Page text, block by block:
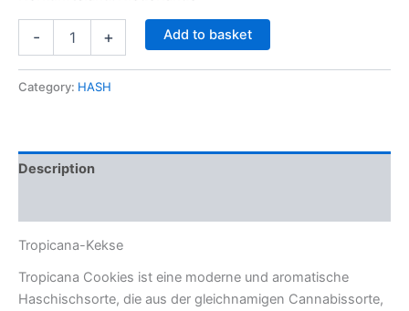
- + Add to basket
Category: HASH
Description
Tropicana-Kekse
Tropicana Cookies ist eine moderne und aromatische
Haschischsorte, die aus der gleichnamigen Cannabissorte,